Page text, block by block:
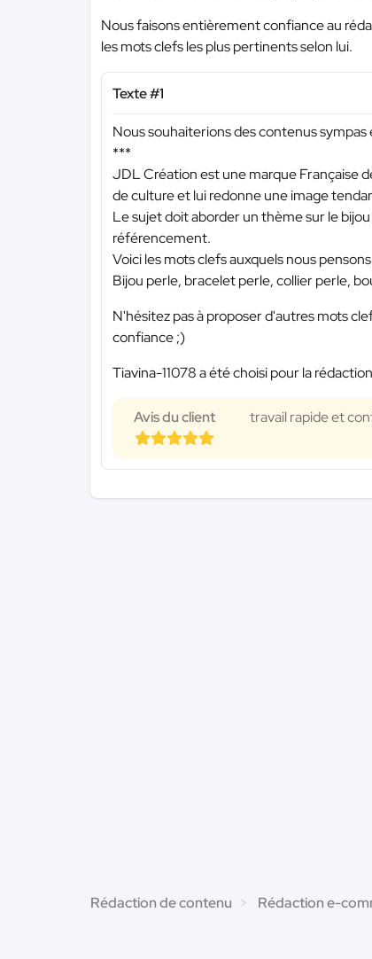
Nous faisons entièrement confiance au
les mots clefs les plus pertinents selon lui.
Texte #1
Nous souhaiterions des contenus
***
JDL Création est une marque Française
de culture et lui redonne une image
Le sujet doit aborder un thème sur le
référencement.
Voici les mots clefs auxquels nous
Bijou perle, bracelet perle, collier perle,
N'hésitez pas à proposer d'autres mots
confiance ;)
Tiavina-11078 a été choisi pour la
Avis du client travail rapide et
Rédaction de contenu Rédaction e-